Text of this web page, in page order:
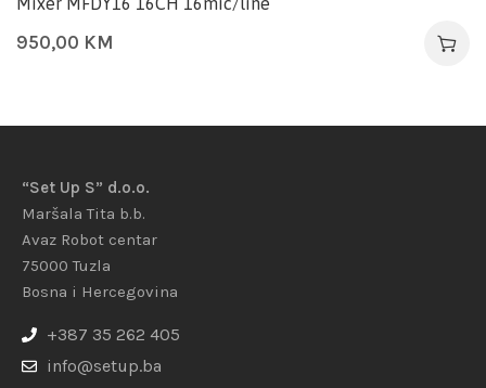
950,00 KM
“Set Up S” d.o.o.
Maršala Tita b.b.
Avaz Robot centar
75000 Tuzla
Bosna i Hercegovina
+387 35 262 405
info@setup.ba